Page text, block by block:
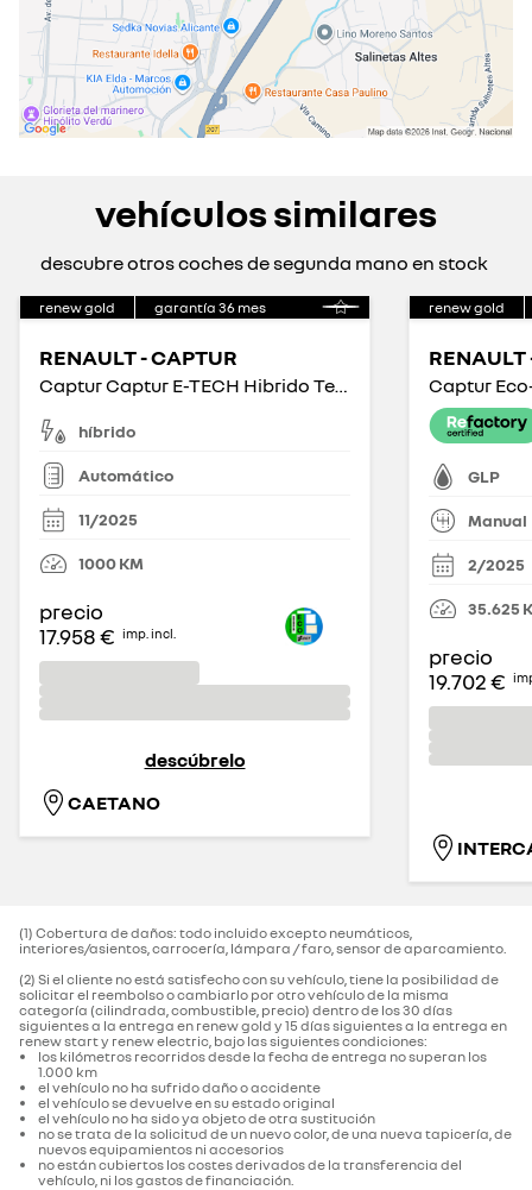
vehículos similares
descubre otros coches de segunda mano en stock
renew gold garantía 36 mes
RENAULT - CAPTUR
Captur Captur E-TECH Hibrido Techno 105kW
híbrido
Automático
11/2025
1000KM
precio
17.958 € imp. incl.
descúbrelo
CAETANO
renew gold
RENAULT
Captur
GLP
Manual
2/2025
35.625
precio
19.702 €
(1) Cobertura de daños: todo incluido excepto neumáticos,
interiores/asientos, carrocería, lámpara / faro, sensor de aparcamiento.‌
(2) Si el cliente no está satisfecho con su vehículo, tiene la posibilidad de
solicitar el reembolso o cambiarlo por otro vehículo de la misma
categoría (cilindrada, combustible, precio) dentro de los 30 días
siguientes a la entrega en renew gold y 15 días siguientes a la entrega en
renew start y renew electric, bajo las siguientes condiciones:
los kilómetros recorridos desde la fecha de entrega no superan los
1.000 km
el vehículo no ha sufrido daño o accidente
el vehículo se devuelve en su estado original
el vehículo no ha sido ya objeto de otra sustitución
no se trata de la solicitud de un nuevo color, de una nueva tapicería, de
nuevos equipamientos ni accesorios
no están cubiertos los costes derivados de la transferencia del
vehículo, ni los gastos de financiación.